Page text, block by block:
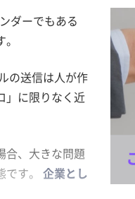
ダーでもある
の送信は人が作
」に限りなく近
合、大きな問題
す。 企業とし